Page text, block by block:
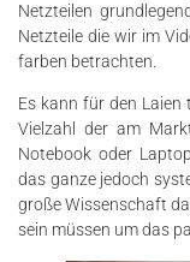
Netzteilen
Netzteile die wir im
farben betrachten.
Es kann für den
Vielzahl der am
Notebook oder
das ganze jedoch
große Wissenschaft
sein müssen um das